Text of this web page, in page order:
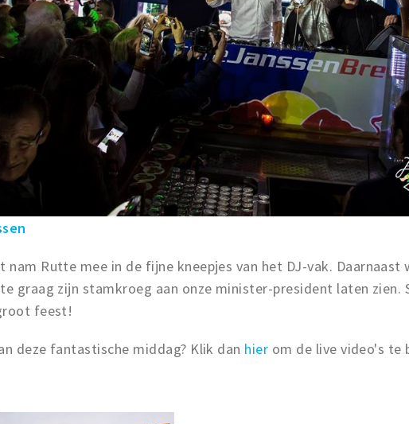
nam Rutte mee in de fijne kneepjes van het DJ-vak. Daarnaast
graag zijn stamkroeg aan onze minister-president laten zien.
feest!
deze fantastische middag? Klik dan hier om de live video's te